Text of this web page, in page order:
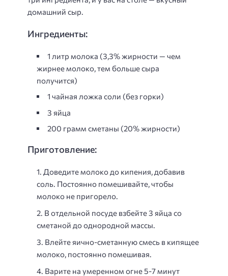
домашний сыр.
Ингредиенты:
1 литр молока (3,3% жирности — чем
жирнее молоко, тем больше сыра
получится)
1 чайная ложка соли (без горки)
3 яйца
200 грамм сметаны (20% жирности)
Приготовление:
Доведите молоко до кипения, добавив
соль. Постоянно помешивайте, чтобы
молоко не пригорело.
В отдельной посуде взбейте 3 яйца со
сметаной до однородной массы.
Влейте яично-сметанную смесь в кипящее
молоко, постоянно помешивая.
Варите на умеренном огне 5-7 минут